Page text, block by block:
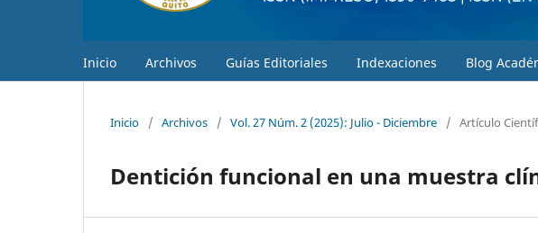
Inicio Archivos Guías Editoriales Indexaciones Blog
Inicio / Archivos / Vol. 27 Núm. 2 (2025): Julio - Diciembre / Artículo
Dentición funcional en una muestra